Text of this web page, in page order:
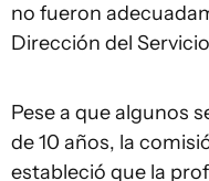
no fueron
Dirección del
Pese a que algunos
de 10 años, la
estableció que la